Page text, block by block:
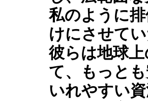
私のように
けにさせて
彼らは地球
て、もっと
いれやすい